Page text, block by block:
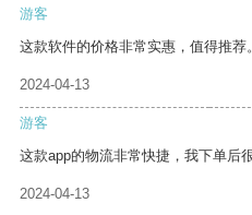
游客
这款软件的价格非常实惠，值得推荐。
2024-04-13
游客
这款app的物流非常快捷，我下单后
2024-04-13